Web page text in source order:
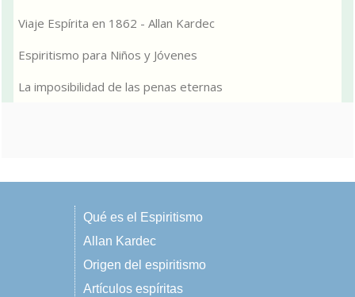
Viaje Espírita en 1862 - Allan Kardec
Espiritismo para Niños y Jóvenes
La imposibilidad de las penas eternas
Qué es el Espiritismo
Allan Kardec
Origen del espiritismo
Artículos espíritas